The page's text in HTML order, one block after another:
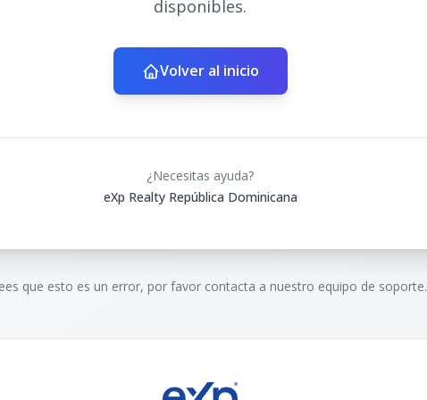
disponibles.
Volver al inicio
¿Necesitas ayuda?
eXp Realty República Dominicana
que esto es un error, por favor contacta a nuestro equipo de soporte.